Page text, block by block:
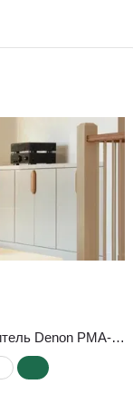
Интегральный усилитель Denon PMA-900HNE Black